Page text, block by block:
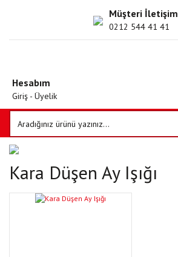
Müşteri İletişim
0212 544 41 41
Hesabım
Giriş - Üyelik
Kara Düşen Ay Işığı